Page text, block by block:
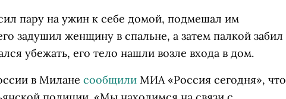
пару на ужин к себе домой, подмешал им
задушил женщину в спальне, а затем палкой забил
убежать, его тело нашли возле входа в дом.
в Милане сообщили МИА «Россия сегодня», что